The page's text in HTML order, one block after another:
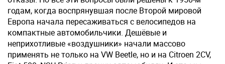
годам, когда воспрянувшая после Второй мировой
Европа начала пересаживаться с велосипедов на
компактные автомобильчики. Дешёвые и
неприхотливые «воздушники» начали массово
применять не только на VW Beetle, но и на Citroen 2CV,